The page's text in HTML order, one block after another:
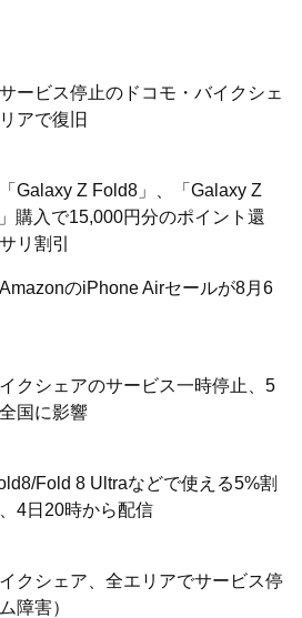
ービス停止のドコモ・バイクシェ
アで復旧
「Galaxy Z Fold8」、「Galaxy Z
購入で15,000円分のポイント還
リ割引
AmazonのiPhone Airセールが8月6
クシェアのサービス一時停止、5
国に影響
Fold 8 Ultraなどで使える5%割
4日20時から配信
クシェア、全エリアでサービス停
障害）